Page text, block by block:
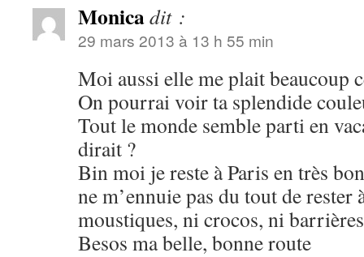
Monicadit :
29 mars 2013 à 13 h 55 min
Moi aussi elle me plait beaucoup
On pourrai voir ta splendide
Tout le monde semble parti en
dirait ?
Bin moi je reste à Paris en très
ne m’ennuie pas du tout de rester
moustiques, ni crocos, ni
Besos ma belle, bonne route